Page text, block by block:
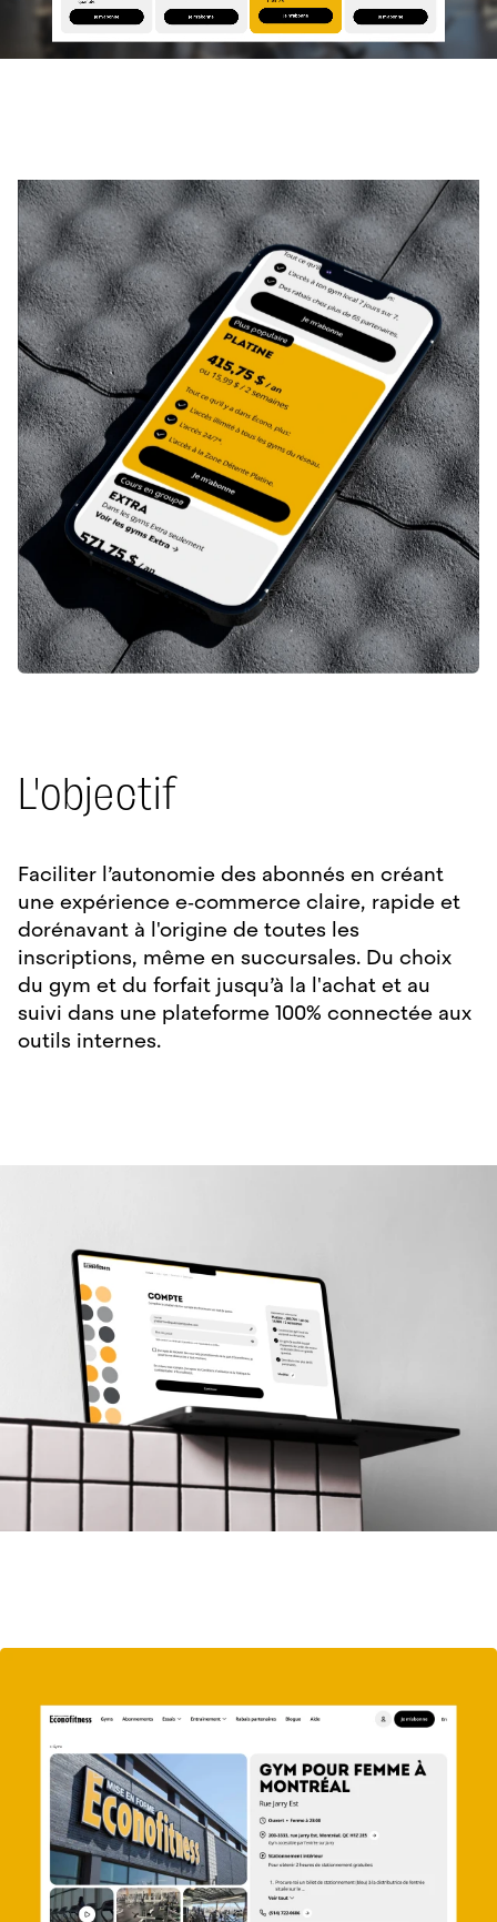
L'objectif
Faciliter l’autonomie des abonnés en créant
une expérience e‑commerce claire, rapide et
dorénavant à l'origine de toutes les
inscriptions, même en succursales. Du choix
du gym et du forfait jusqu’à la l'achat et au
suivi dans une plateforme 100% connectée aux
outils internes.